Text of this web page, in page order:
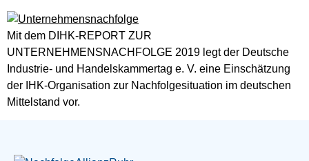
Mit dem DIHK-REPORT ZUR
UNTERNEHMENSNACHFOLGE 2019 legt der Deutsche
Industrie- und Handelskammertag e. V. eine Einschätzung
der IHK-Organisation zur Nachfolgesituation im deutschen
Mittelstand vor.